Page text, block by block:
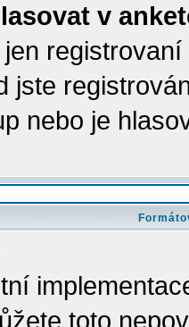
v
jste
nebo je
toto